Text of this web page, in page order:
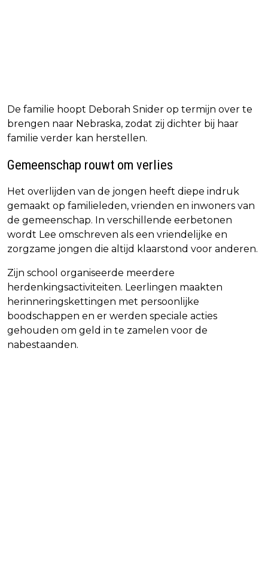
De familie hoopt Deborah Snider op termijn over te
brengen naar Nebraska, zodat zij dichter bij haar
familie verder kan herstellen.
Gemeenschap rouwt om verlies
Het overlijden van de jongen heeft diepe indruk
gemaakt op familieleden, vrienden en inwoners van
de gemeenschap. In verschillende eerbetonen
wordt Lee omschreven als een vriendelijke en
zorgzame jongen die altijd klaarstond voor anderen.
Zijn school organiseerde meerdere
herdenkingsactiviteiten. Leerlingen maakten
herinneringskettingen met persoonlijke
boodschappen en er werden speciale acties
gehouden om geld in te zamelen voor de
nabestaanden.